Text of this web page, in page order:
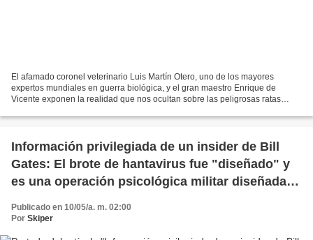
El afamado coronel veterinario Luis Martín Otero, uno de los mayores
expertos mundiales en guerra biológica, y el gran maestro Enrique de
Vicente exponen la realidad que nos ocultan sobre las peligrosas ratas
Información privilegiada de un insider de Bill
Gates: El brote de hantavirus fue "diseñado" y
es una operación psicológica militar diseñada
Publicado en 10/05/a. m. 02:00
Por Skiper